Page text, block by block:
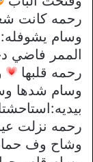
رحمه كانت
وسام
الممر فاضي
رحمه قلبها
وسام شدها
رحمه نزلت
وشاح وف